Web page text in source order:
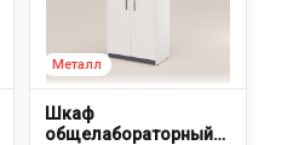
Шкаф
общелабораторный